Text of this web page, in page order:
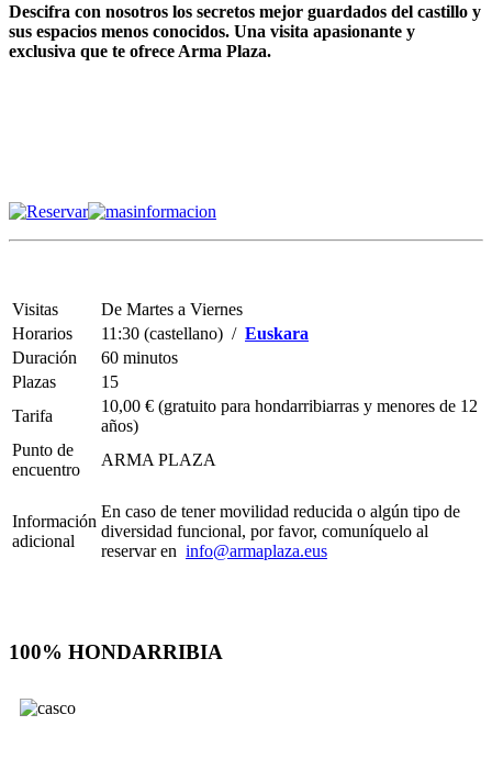
Descifra con nosotros los secretos mejor guardados del castillo y
sus espacios menos conocidos. Una visita apasionante y
exclusiva que te ofrece Arma Plaza.
Visitas
De Martes a Viernes
Horarios
11:30 (castellano) / Euskara
Duración
60 minutos
Plazas
15
Tarifa
10,00 € (gratuito para hondarribiarras y menores de 12
años)
Punto de
encuentro
ARMA PLAZA
Información
adicional
En caso de tener movilidad reducida o algún tipo de
diversidad funcional, por favor, comuníquelo al
reservar en info@armaplaza.eus
100% HONDARRIBIA